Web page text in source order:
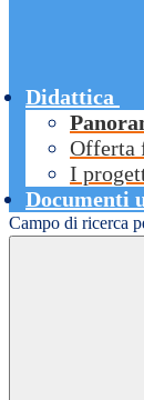
Didattica
Offerta
I
Documenti
Campo di ricerca